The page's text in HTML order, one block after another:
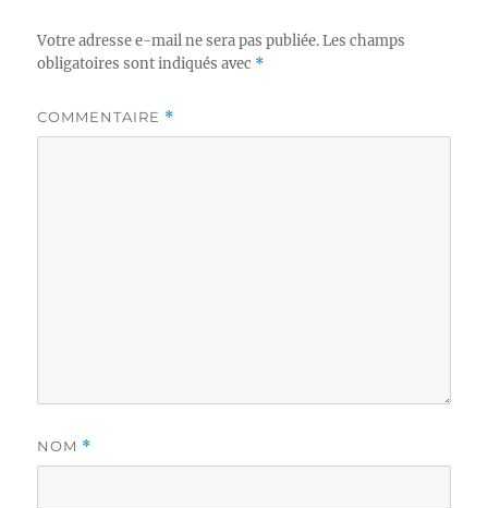
Votre adresse e-mail ne sera pas publiée. Les champs
obligatoires sont indiqués avec *
COMMENTAIRE *
NOM *